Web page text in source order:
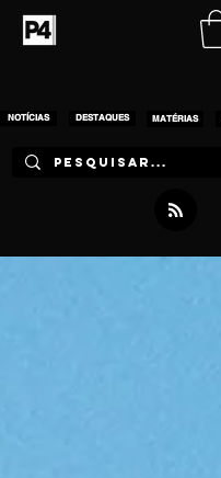
NOTÍCIAS DESTAQUES MATÉRIAS